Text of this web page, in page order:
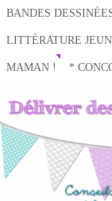
BANDES
LITTÉRATURE
MAMAN ! *